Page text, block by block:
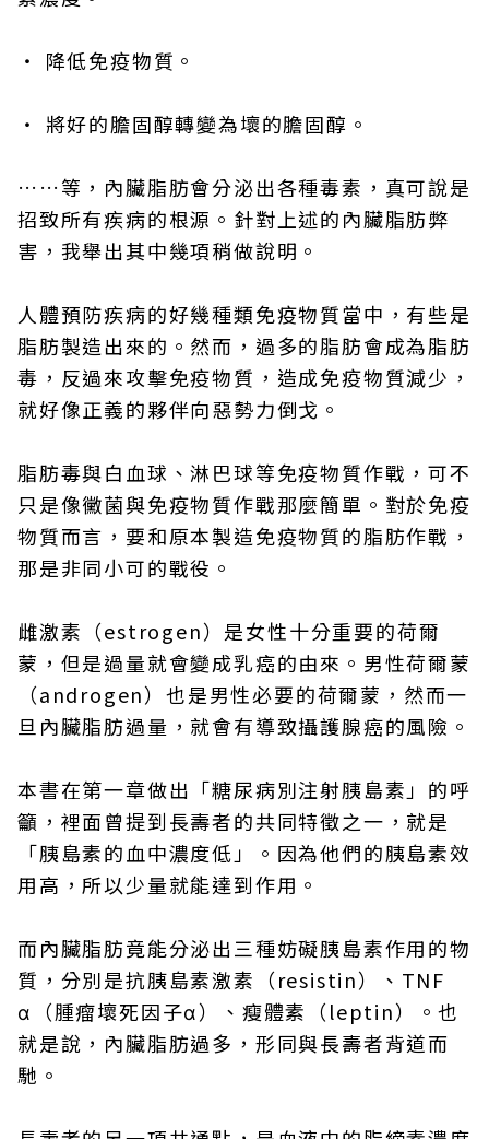
・ 降低免疫物質。
・ 將好的膽固醇轉變為壞的膽固醇。
……等，內臟脂肪會分泌出各種毒素，真可說是
招致所有疾病的根源。針對上述的內臟脂肪弊
害，我舉出其中幾項稍做說明。
人體預防疾病的好幾種類免疫物質當中，有些是
脂肪製造出來的。然而，過多的脂肪會成為脂肪
毒，反過來攻擊免疫物質，造成免疫物質減少，
就好像正義的夥伴向惡勢力倒戈。
脂肪毒與白血球、淋巴球等免疫物質作戰，可不
只是像黴菌與免疫物質作戰那麼簡單。對於免疫
物質而言，要和原本製造免疫物質的脂肪作戰，
那是非同小可的戰役。
雌激素（estrogen）是女性十分重要的荷爾
蒙，但是過量就會變成乳癌的由來。男性荷爾蒙
（androgen）也是男性必要的荷爾蒙，然而一
旦內臟脂肪過量，就會有導致攝護腺癌的風險。
本書在第一章做出「糖尿病別注射胰島素」的呼
籲，裡面曾提到長壽者的共同特徵之一，就是
「胰島素的血中濃度低」。因為他們的胰島素效
用高，所以少量就能達到作用。
而內臟脂肪竟能分泌出三種妨礙胰島素作用的物
質，分別是抗胰島素激素（resistin）、TNF
α（腫瘤壞死因子α）、瘦體素（leptin）。也
就是說，內臟脂肪過多，形同與長壽者背道而
馳。